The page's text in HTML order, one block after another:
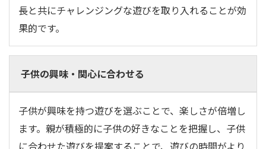
長と共にチャレンジングな遊びを取り入れることが効
果的です。
子供の興味・関心に合わせる
子供が興味を持つ遊びを選ぶことで、楽しさが倍増し
ます。親が積極的に子供の好きなことを把握し、子供
に合わせた遊びを提案することで、遊びの時間がより